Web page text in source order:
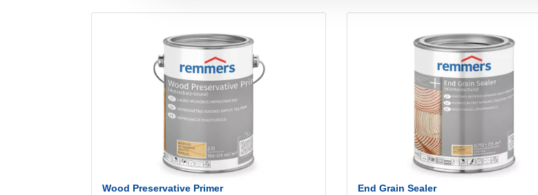
Wood Preservative Primer End Grain Sealer